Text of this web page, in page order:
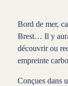
Bord de mer,
Brest… Il y
découvrir ou
empreinte
Conçues dans